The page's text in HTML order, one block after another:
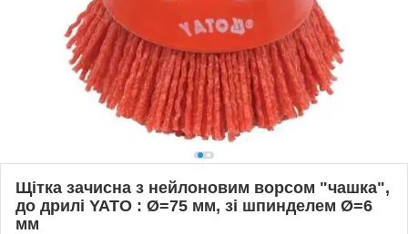
Щітка зачисна з нейлоновим ворсом "чашка",
до дрилі YATO : Ø=75 мм, зі шпинделем Ø=6
мм